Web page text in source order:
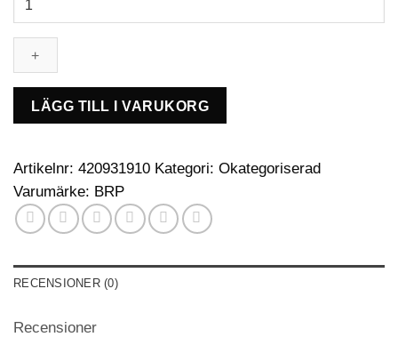
mängd
LÄGG TILL I VARUKORG
Artikelnr: 420931910 Kategori: Okategoriserad
Varumärke: BRP
RECENSIONER (0)
Recensioner